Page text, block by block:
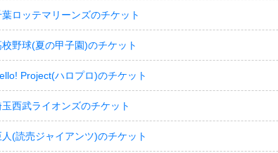
葉ロッテマリーンズのチケット
校野球(夏の甲子園)のチケット
Project(ハロプロ)のチケット
玉西武ライオンズのチケット
人(読売ジャイアンツ)のチケット